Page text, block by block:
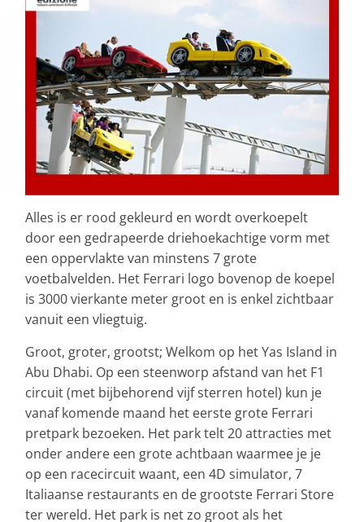
Alles is er rood gekleurd en wordt overkoepelt
door een gedrapeerde driehoekachtige vorm met
een oppervlakte van minstens 7 grote
voetbalvelden. Het Ferrari logo bovenop de koepel
is 3000 vierkante meter groot en is enkel zichtbaar
vanuit een vliegtuig.
Groot, groter, grootst; Welkom op het Yas Island in
Abu Dhabi. Op een steenworp afstand van het F1
circuit (met bijbehorend vijf sterren hotel) kun je
vanaf komende maand het eerste grote Ferrari
pretpark bezoeken. Het park telt 20 attracties met
onder andere een grote achtbaan waarmee je je
op een racecircuit waant, een 4D simulator, 7
Italiaanse restaurants en de grootste Ferrari Store
ter wereld. Het park is net zo groot als het